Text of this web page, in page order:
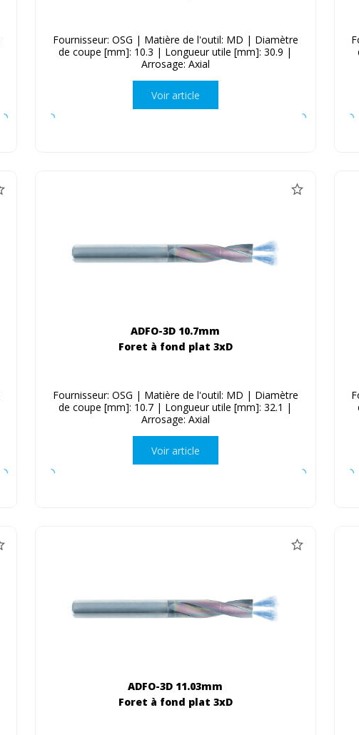
Fournisseur: OSG | Matière de l'outil: MD | Diamètre
de coupe [mm]: 10.3 | Longueur utile [mm]: 30.9 |
Arrosage: Axial
Voir article
ADFO-3D 10.7mm
Foret à fond plat 3xD
Fournisseur: OSG | Matière de l'outil: MD | Diamètre
de coupe [mm]: 10.7 | Longueur utile [mm]: 32.1 |
Arrosage: Axial
Voir article
ADFO-3D 11.03mm
Foret à fond plat 3xD